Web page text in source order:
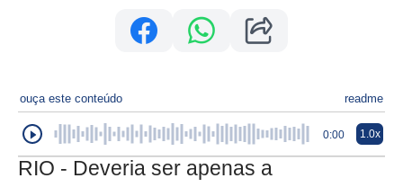
ouça este conteúdo readme
0:00 1.0x
RIO - Deveria ser apenas a